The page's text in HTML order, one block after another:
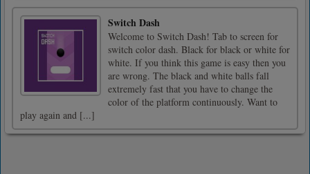
Switch Dash
Welcome to Switch Dash! Tab to screen for
switch color dash. Black for black or white for
white. If you think this game is easy then you
are wrong. The black and white balls fall
extremely fast that you have to change the
color of the platform continuously. Want to
play again and [...]